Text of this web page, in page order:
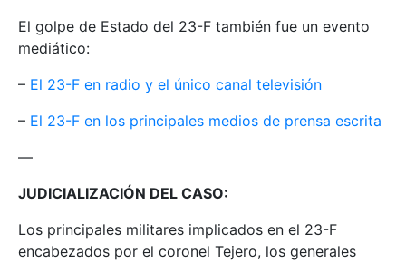
El golpe de Estado del 23-F también fue un evento
mediático:
– El 23-F en radio y el único canal televisión
– El 23-F en los principales medios de prensa escrita
—
JUDICIALIZACIÓN DEL CASO:
Los principales militares implicados en el 23-F
encabezados por el coronel Tejero, los generales